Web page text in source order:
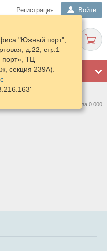
Регистрация Войти
"Южный порт",
д.22, стр.1
ТЦ
секция 239А).
Нашлось предложений: 0 за 0.000